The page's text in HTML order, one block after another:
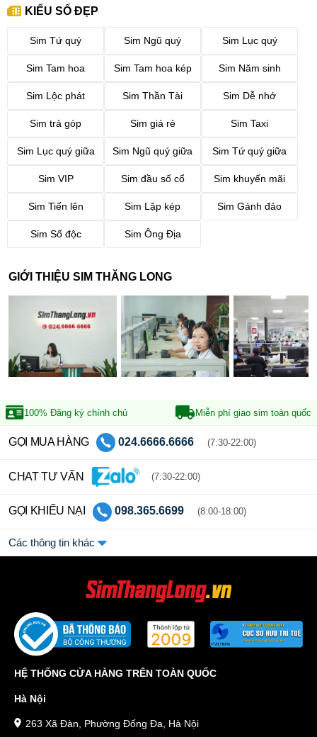
KIỂU SỐ ĐẸP
Sim Tứ quý Sim Ngũ quý Sim Lục quý
Sim Tam hoa Sim Tam hoa kép Sim Năm sinh
Sim Lộc phát Sim Thần Tài Sim Dễ nhớ
Sim trả góp Sim giá rẻ Sim Taxi
Sim Lục quý giữa Sim Ngũ quý giữa Sim Tứ quý giữa
Sim VIP Sim đầu số cổ Sim khuyến mãi
Sim Tiến lên Sim Lặp kép Sim Gánh đảo
Sim Số độc Sim Ông Địa
GIỚI THIỆU SIM THĂNG LONG
100% Đăng ký chính chủ Miễn phí giao sim toàn quốc
GỌI MUA HÀNG 024.6666.6666 (7:30-22:00)
CHAT TƯ VẤN (7:30-22:00)
GỌI KHIẾU NẠI 098.365.6699 (8:00-18:00)
Các thông tin khác
HỆ THỐNG CỬA HÀNG TRÊN TOÀN QUỐC
Hà Nội
263 Xã Đàn, Phường Đống Đa, Hà Nội